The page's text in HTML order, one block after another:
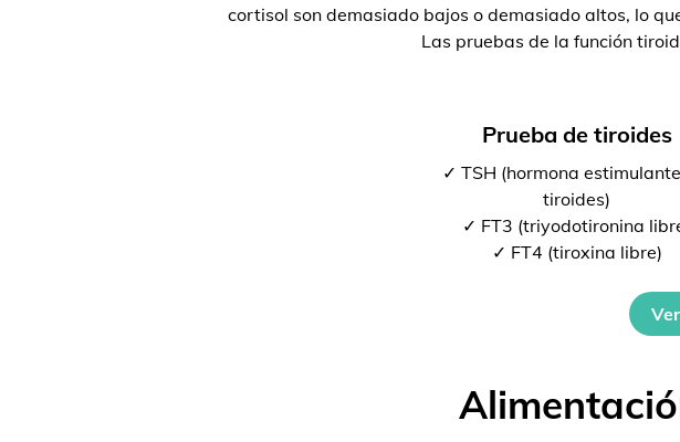
cortisol son demasiado bajos o demasiado altos, lo
Las pruebas de la función
Prueba de tiroides
✓ TSH (hormona
tiroides)
✓ FT3 (triyodotironina
✓ FT4 (tiroxina libre)